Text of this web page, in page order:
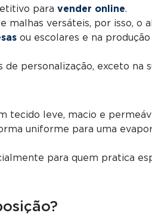
para vender online.
malhas versáteis, por isso, o
ou escolares e na
personalização, exceto na
tecido leve, macio e
uniforme para uma
para quem pratica